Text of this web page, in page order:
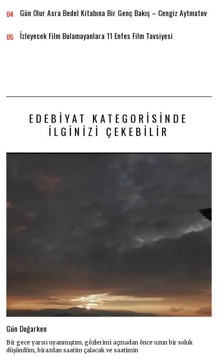
04 Gün Olur Asra Bedel Kitabına Bir Genç Bakış – Cengiz Aytmatov
05 İzleyecek Film Bulamayanlara 11 Enfes Film Tavsiyesi
EDEBIYAT KATEGORISINDE
İLGINIZI ÇEKEBILIR
Gün Doğarken
Bir gece yarısı uyanmıştım, gözlerimi açmadan önce uzun bir soluk
düşündüm, birazdan saatim çalacak ve saatimin